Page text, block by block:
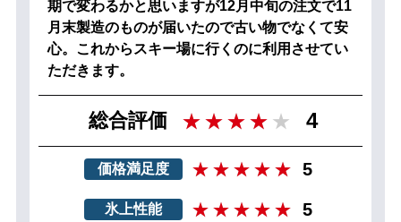
期で変わるかと思いますが12月中旬の注文で11
月末製造のものが届いたので古い物でなくて安
心。これからスキー場に行くのに利用させてい
ただきます。
総合評価 4
価格満足度 5
氷上性能 5